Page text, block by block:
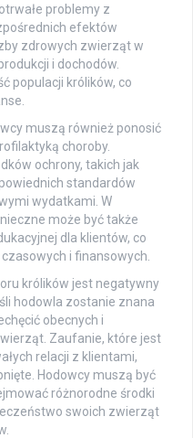
problemy z
efektów
zdrowych zwierząt w
i dochodów.
populacji królików, co
muszą również ponosić
choroby.
ochrony, takich jak
standardów
wydatkami. W
może być także
dla klientów, co
i finansowych.
królików jest negatywny
hodowla zostanie znana
obecnych i
Zaufanie, które jest
relacji z klientami,
Hodowcy muszą być
różnorodne środki
swoich zwierząt